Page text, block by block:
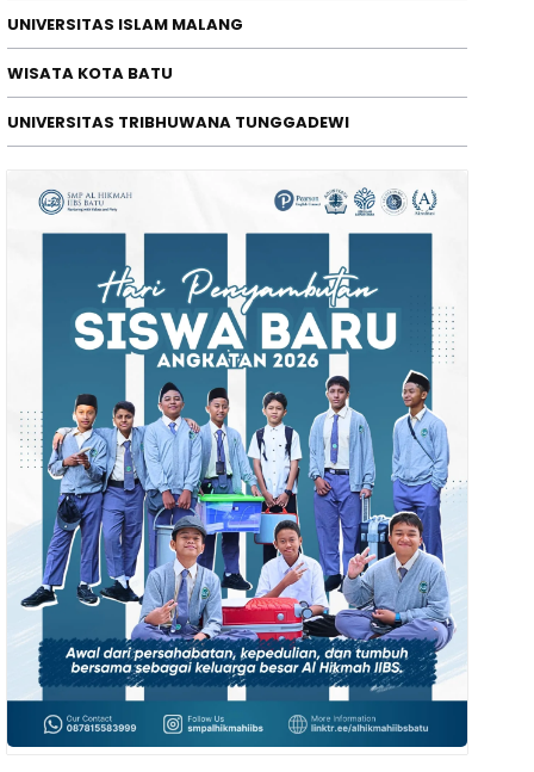
Lahan Sebelah
Pastikan Penanganan
Korban Jiwa
08/2026
UNIVERSITAS ISLAM MALANG
WISATA KOTA BATU
UNIVERSITAS TRIBHUWANA TUNGGADEWI